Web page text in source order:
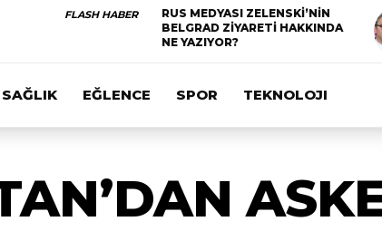
FLASH HABER
RUS MEDYASI ZELENSKİ’NİN
BELGRAD ZİYARETİ HAKKINDA
NE YAZIYOR?
SAĞLIK EĞLENCE SPOR TEKNOLOJI